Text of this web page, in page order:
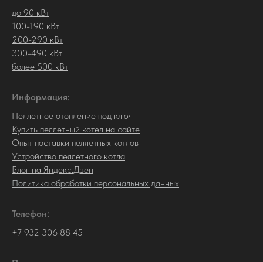
до 90 кВт
100-190 кВт
200-290 кВт
300-490 кВт
более 500 кВт
Информация:
Пеллетное отопление под ключ
Купить пеллетный котел на сайте
Опыт поставки пеллетных котлов
Устройство пеллетного котла
Блог на Яндекс.Дзен
Политика обработки персональных данных
Телефон:
+7 932 306 88 45